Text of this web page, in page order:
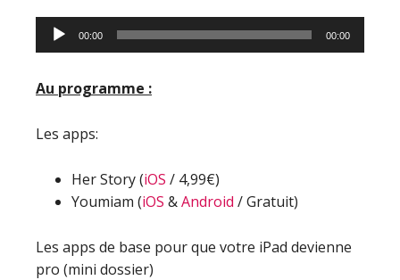
Lecteur
audio
00:00 00:00
Au programme :
Les apps:
Her Story (iOS / 4,99€)
Youmiam (iOS &Android / Gratuit)
Les apps de base pour que votre iPad devienne
pro (mini dossier)